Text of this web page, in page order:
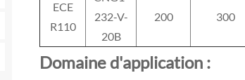
ECE
R110
232-V-
20B
200 300
Domaine d'application :